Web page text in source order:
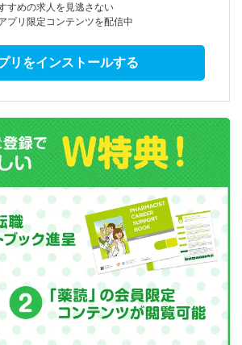
すめの求人を見逃さない
プリ限定コンテンツを配信中
リをインストールする